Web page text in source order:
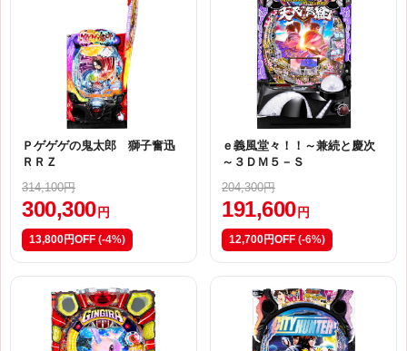
Ｐゲゲゲの鬼太郎 獅子奮迅
ＲＲＺ
314,100円
300,300円
13,800円OFF (-4%)
ｅ義風堂々！！～兼続と慶次
～３ＤＭ５－Ｓ
204,300円
191,600円
12,700円OFF (-6%)